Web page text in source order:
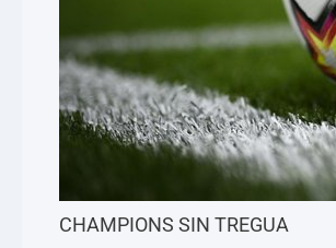
CHAMPIONS SIN TREGUA